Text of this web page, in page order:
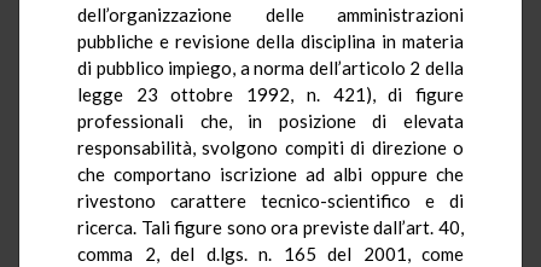
dell’organizzazione delle amministrazioni
pubbliche e revisione della disciplina in materia
di pubblico impiego, a norma dell’articolo 2 della
legge 23 ottobre 1992, n. 421), di figure
professionali che, in posizione di elevata
responsabilità, svolgono compiti di direzione o
che comportano iscrizione ad albi oppure che
rivestono carattere tecnico-scientifico e di
ricerca. Tali figure sono ora previste dall’art. 40,
comma 2, del d.lgs. n. 165 del 2001, come